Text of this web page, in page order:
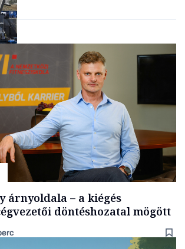
árnyoldala – a kiégés
döntéshozatal mögött